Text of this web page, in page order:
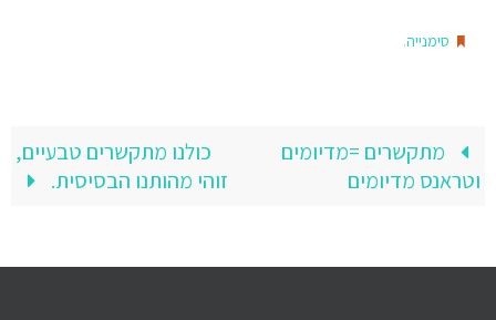
סימנייה.
מתקשרים =מדיומים
וטראנס מדיומים
כולנו מתקשרים טבעיים,
זוהי מהותנו הבסיסית.